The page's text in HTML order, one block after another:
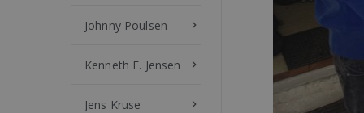
Johnny Poulsen keyboard_arrow_right
Kenneth F. Jensen keyboard_arrow_right
Jens Kruse keyboard_arrow_right